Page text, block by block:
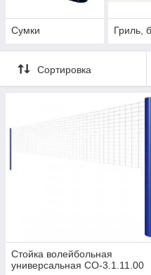
Сумки Гриль,
Сортировка
Стойка волейбольная
универсальная СО-3.1.11.00